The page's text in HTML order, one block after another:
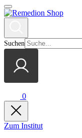
Suchen
0
Zum Institut